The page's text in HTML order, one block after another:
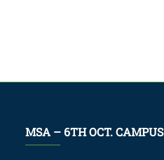
MSA – 6TH OCT. CAMPUS